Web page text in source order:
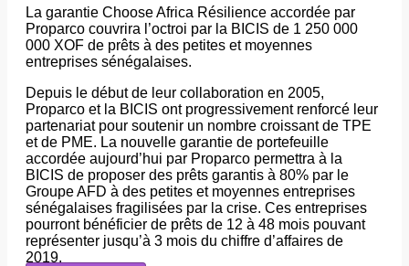
La garantie Choose Africa Résilience accordée par
Proparco couvrira l’octroi par la BICIS de 1 250 000
000 XOF de prêts à des petites et moyennes
entreprises sénégalaises.
Depuis le début de leur collaboration en 2005,
Proparco et la BICIS ont progressivement renforcé leur
partenariat pour soutenir un nombre croissant de TPE
et de PME. La nouvelle garantie de portefeuille
accordée aujourd’hui par Proparco permettra à la
BICIS de proposer des prêts garantis à 80% par le
Groupe AFD à des petites et moyennes entreprises
sénégalaises fragilisées par la crise. Ces entreprises
pourront bénéficier de prêts de 12 à 48 mois pouvant
représenter jusqu’à 3 mois du chiffre d’affaires de
2019.